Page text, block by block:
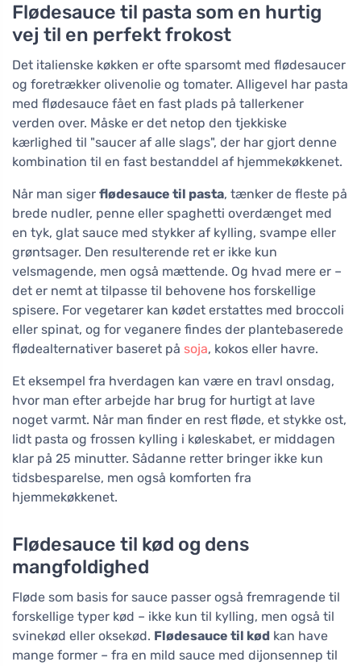
Flødesauce til pasta som en hurtig
vej til en perfekt frokost
Det italienske køkken er ofte sparsomt med flødesaucer
og foretrækker olivenolie og tomater. Alligevel har pasta
med flødesauce fået en fast plads på tallerkener
verden over. Måske er det netop den tjekkiske
kærlighed til "saucer af alle slags", der har gjort denne
kombination til en fast bestanddel af hjemmekøkkenet.
Når man siger flødesauce til pasta, tænker de fleste på
brede nudler, penne eller spaghetti overdænget med
en tyk, glat sauce med stykker af kylling, svampe eller
grøntsager. Den resulterende ret er ikke kun
velsmagende, men også mættende. Og hvad mere er –
det er nemt at tilpasse til behovene hos forskellige
spisere. For vegetarer kan kødet erstattes med broccoli
eller spinat, og for veganere findes der plantebaserede
flødealternativer baseret på soja, kokos eller havre.
Et eksempel fra hverdagen kan være en travl onsdag,
hvor man efter arbejde har brug for hurtigt at lave
noget varmt. Når man finder en rest fløde, et stykke ost,
lidt pasta og frossen kylling i køleskabet, er middagen
klar på 25 minutter. Sådanne retter bringer ikke kun
tidsbesparelse, men også komforten fra
hjemmekøkkenet.
Flødesauce til kød og dens
mangfoldighed
Fløde som basis for sauce passer også fremragende til
forskellige typer kød – ikke kun til kylling, men også til
svinekød eller oksekød. Flødesauce til kød kan have
mange former – fra en mild sauce med dijonsennep til